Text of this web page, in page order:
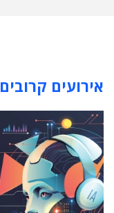
אירועים קרובים